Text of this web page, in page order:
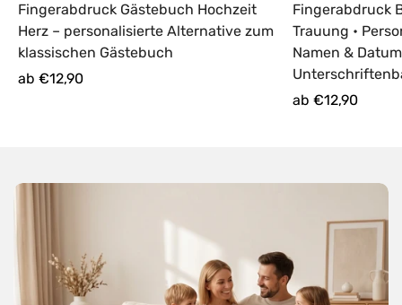
Fingerabdruck Gästebuch Hochzeit
Herz – personalisierte Alternative zum
klassischen Gästebuch
Regulärer
ab €12,90
Fingerabdruck
Trauung •
Namen &
Regulärer
ab €12,90